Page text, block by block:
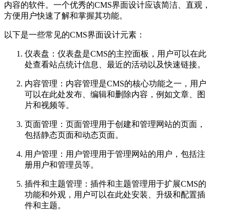
内容的软件。一个优秀的CMS界面设计应该简洁、直观，
方便用户快速了解和掌握其功能。
以下是一些常见的CMS界面设计元素：
仪表盘：仪表盘是CMS的主控面板，用户可以在此
处查看站点统计信息、最近的活动以及快速链接。
内容管理：内容管理是CMS的核心功能之一，用户
可以在此处发布、编辑和删除内容，例如文章、图
片和视频等。
页面管理：页面管理用于创建和管理网站的页面，
包括静态页面和动态页面。
用户管理：用户管理用于管理网站的用户，包括注
册用户和管理员等。
插件和主题管理：插件和主题管理用于扩展CMS的
功能和外观，用户可以在此处安装、升级和配置插
件和主题。